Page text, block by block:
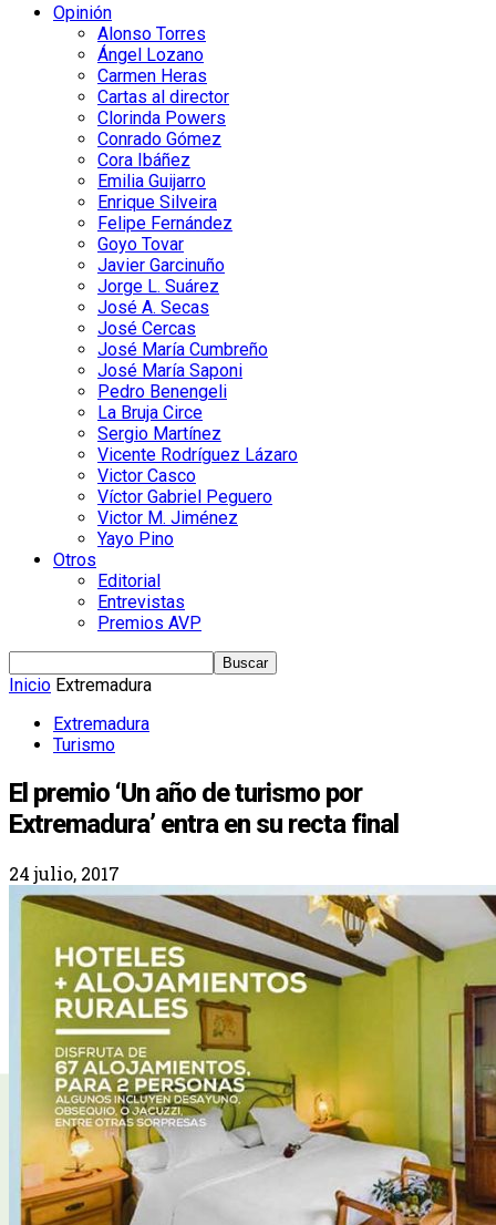
Opinión
Alonso Torres
Ángel Lozano
Carmen Heras
Cartas al director
Clorinda Powers
Conrado Gómez
Cora Ibáñez
Emilia Guijarro
Enrique Silveira
Felipe Fernández
Goyo Tovar
Javier Garcinuño
Jorge L. Suárez
José A. Secas
José Cercas
José María Cumbreño
José María Saponi
Pedro Benengeli
La Bruja Circe
Sergio Martínez
Vicente Rodríguez Lázaro
Victor Casco
Víctor Gabriel Peguero
Victor M. Jiménez
Yayo Pino
Otros
Editorial
Entrevistas
Premios AVP
Inicio Extremadura
Extremadura
Turismo
El premio ‘Un año de turismo por
Extremadura’ entra en su recta final
24 julio, 2017